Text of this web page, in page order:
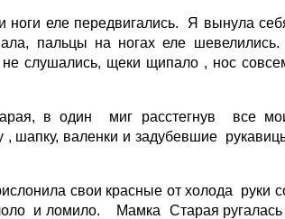
ноги еле передвигались. Я вынула
пальцы на ногах еле шевелились.
слушались, щеки щипало , нос
в один миг расстегнув все
шапку, валенки и задубевшие
свои красные от холода руки
и ломило. Мамка Старая ругалась